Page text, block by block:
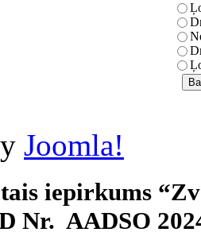
Joomla!
iepirkums
Nr. AADSO